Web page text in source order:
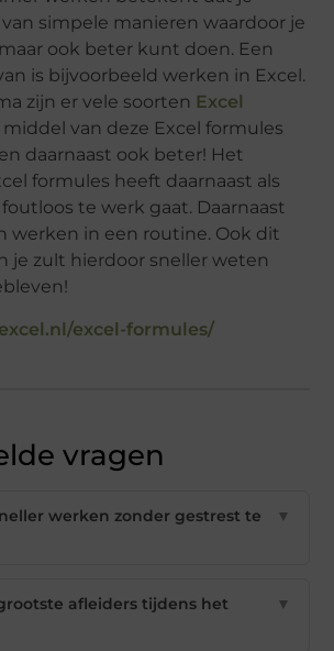
simpele manieren waardoor je
ook beter kunt doen. Een
is bijvoorbeeld werken in Excel.
zijn er vele soorten Excel
middel van deze Excel formules
daarnaast ook beter! Het
formules heeft daarnaast als
te werk gaat. Daarnaast
werken in een routine. Ook dit
je zult hierdoor sneller weten
excel-formules/
vragen
werken zonder gestrest te
▼
afleiders tijdens het
▼